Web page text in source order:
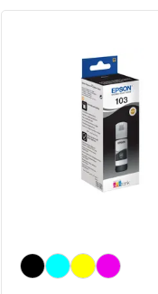
Noir